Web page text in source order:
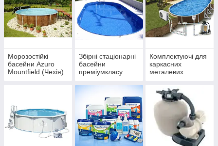
Морозостійкі
басейни Azuro
Mountfield (Чехія)
Збірні стаціонарні
басейни
преміумкласу
(ЧЕХІЯ)
Комплектуючі для
каркасних
металевих